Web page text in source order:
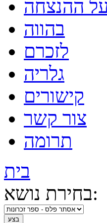
ההנצחה
בהווה
לזכרם
גלריה
קישורים
צור קשר
תרומה
בית
בחירת נושא: